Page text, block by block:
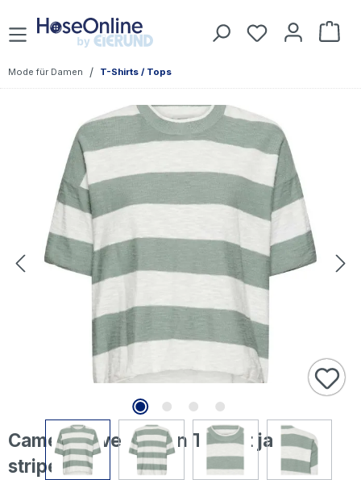
Zum Hauptinhalt springen Du hast 0
Mode für Damen / T-Shirts / Tops
Bildergalerie überspringen
Camel active Damen T-Shirt jade
striped